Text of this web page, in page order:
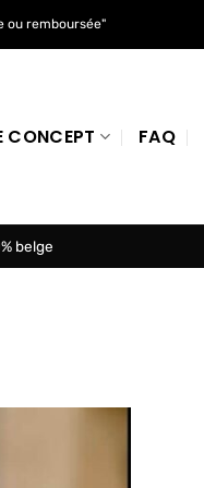
ou remboursée"
CONCEPT FAQ
belge